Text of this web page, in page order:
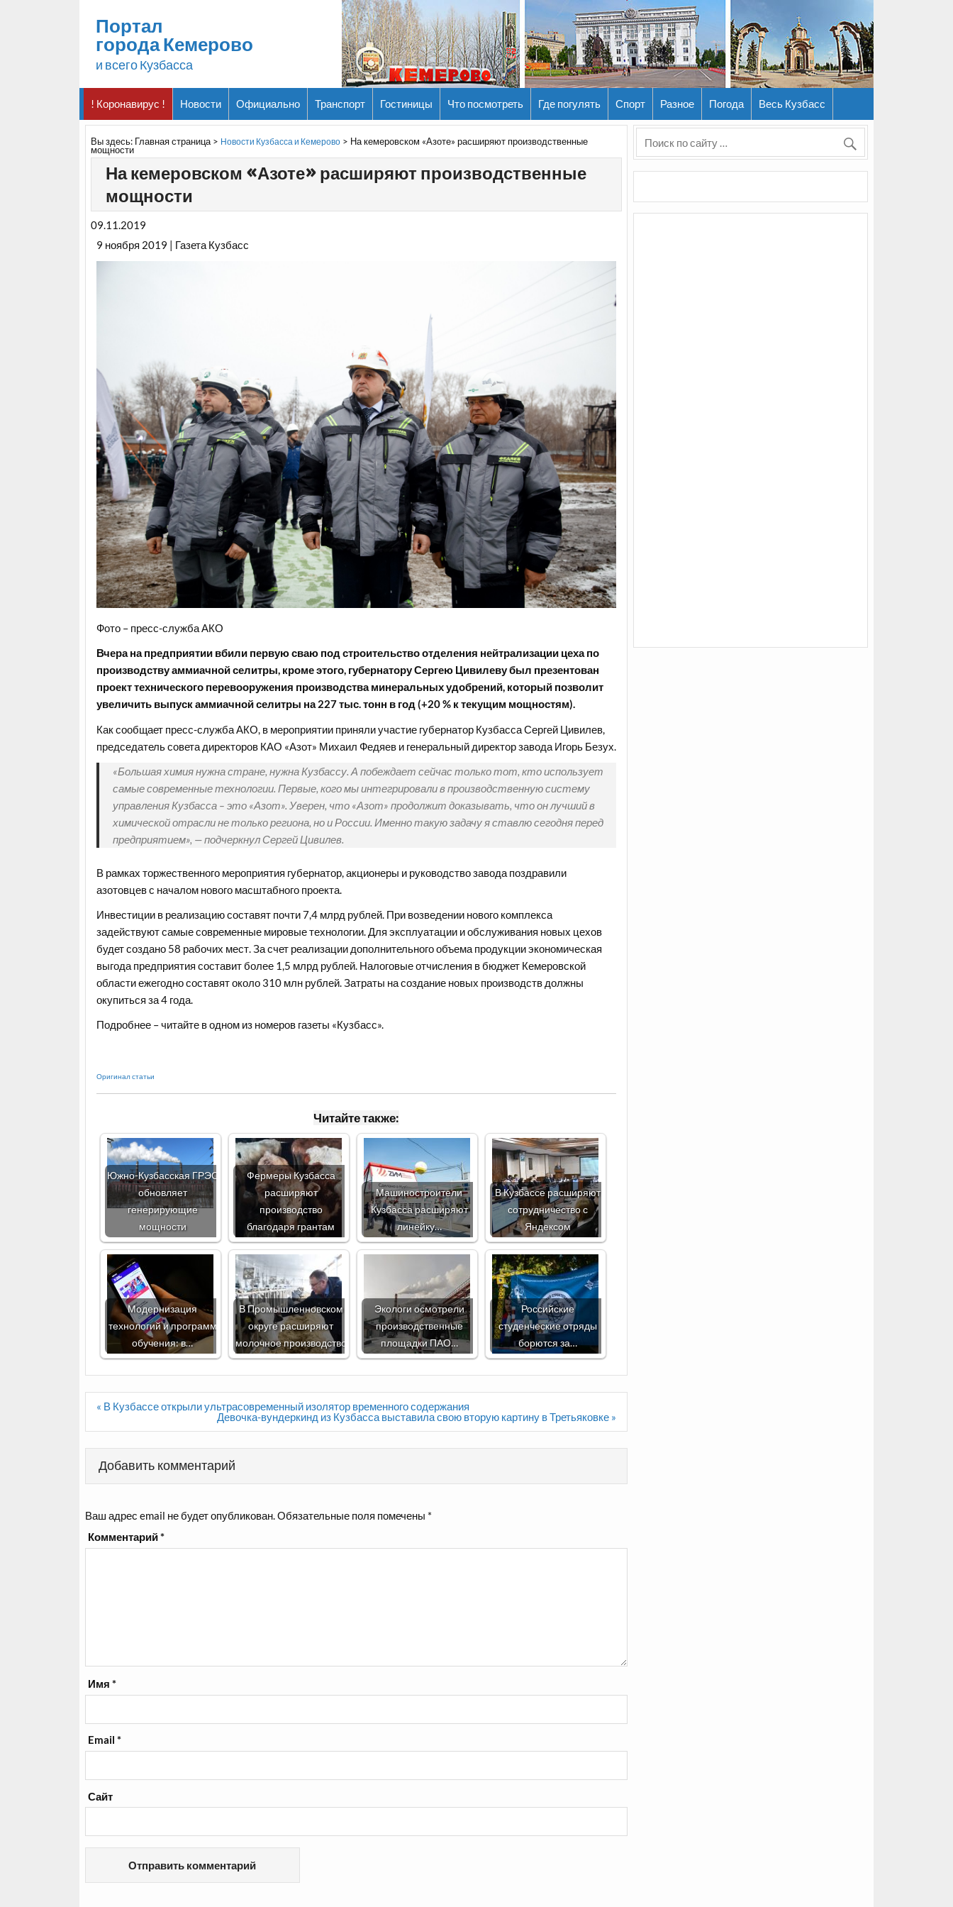
Портал
города Кемерово
и всего Кузбасса
! Коронавирус ! Новости Официально Транспорт Гостиницы Что посмотреть Где погулять Спорт Разное Погода Весь Кузбасс
Вы здесь: Главная страница> Новости Кузбасса и Кемерово > На кемеровском «Азоте» расширяют производственные
мощности
На кемеровском «Азоте» расширяют производственные
мощности
09.11.2019
9 ноября 2019 | Газета Кузбасс
Фото – пресс-служба АКО
Вчера на предприятии вбили первую сваю под строительство отделения нейтрализации цеха по
производству аммиачной селитры, кроме этого, губернатору Сергею Цивилеву был презентован
проект технического перевооружения производства минеральных удобрений, который позволит
увеличить выпуск аммиачной селитры на 227 тыс. тонн в год (+20 % к текущим мощностям).
Как сообщает пресс-служба АКО, в мероприятии приняли участие губернатор Кузбасса Сергей Цивилев,
председатель совета директоров КАО «Азот» Михаил Федяев и генеральный директор завода Игорь Безух.
«Большая химия нужна стране, нужна Кузбассу. А побеждает сейчас только тот, кто использует
самые современные технологии. Первые, кого мы интегрировали в производственную систему
управления Кузбасса – это «Азот». Уверен, что «Азот» продолжит доказывать, что он лучший в
химической отрасли не только региона, но и России. Именно такую задачу я ставлю сегодня перед
предприятием», — подчеркнул Сергей Цивилев.
В рамках торжественного мероприятия губернатор, акционеры и руководство завода поздравили
азотовцев с началом нового масштабного проекта.
Инвестиции в реализацию составят почти 7,4 млрд рублей. При возведении нового комплекса
задействуют самые современные мировые технологии. Для эксплуатации и обслуживания новых цехов
будет создано 58 рабочих мест. За счет реализации дополнительного объема продукции экономическая
выгода предприятия составит более 1,5 млрд рублей. Налоговые отчисления в бюджет Кемеровской
области ежегодно составят около 310 млн рублей. Затраты на создание новых производств должны
окупиться за 4 года.
Подробнее – читайте в одном из номеров газеты «Кузбасс».
Оригинал статьи
Читайте также:
Южно-Кузбасская ГРЭС
обновляет
генерирующие
мощности
Фермеры Кузбасса
расширяют
производство
благодаря грантам
Машиностроители
Кузбасса расширяют
линейку…
В Кузбассе расширяют
сотрудничество с
Яндексом
Модернизация
технологий и программ
обучения: в…
В Промышленновском
округе расширяют
молочное производство
Экологи осмотрели
производственные
площадки ПАО…
Российские
студенческие отряды
борются за…
Навигация
« В Кузбассе открыли ультрасовременный изолятор временного содержания
Девочка-вундеркинд из Кузбасса выставила свою вторую картину в Третьяковке »
Добавить комментарий
Ваш адрес email не будет опубликован.Обязательные поля помечены *
Комментарий*
Имя*
Email*
Сайт